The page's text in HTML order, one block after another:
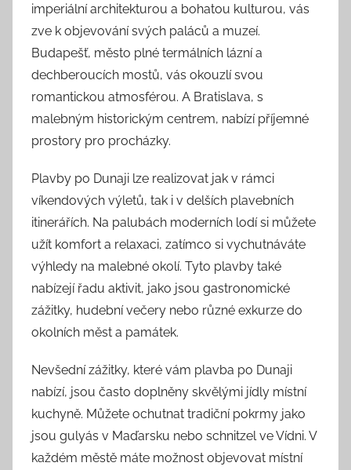
imperiální architekturou a bohatou kulturou, vás
zve k objevování svých paláců a muzeí.
Budapešť, město plné termálních lázní a
dechberoucích mostů, vás okouzlí svou
romantickou atmosférou. A Bratislava, s
malebným historickým centrem, nabízí příjemné
prostory pro procházky.
Plavby po Dunaji lze realizovat jak v rámci
víkendových výletů, tak i v delších plavebních
itinerářích. Na palubách moderních lodí si můžete
užít komfort a relaxaci, zatímco si vychutnáváte
výhledy na malebné okolí. Tyto plavby také
nabízejí řadu aktivit, jako jsou gastronomické
zážitky, hudební večery nebo různé exkurze do
okolních měst a památek.
Nevšední zážitky, které vám plavba po Dunaji
nabízí, jsou často doplněny skvělými jídly místní
kuchyně. Můžete ochutnat tradiční pokrmy jako
jsou gulyás v Maďarsku nebo schnitzel ve Vídni. V
každém městě máte možnost objevovat místní